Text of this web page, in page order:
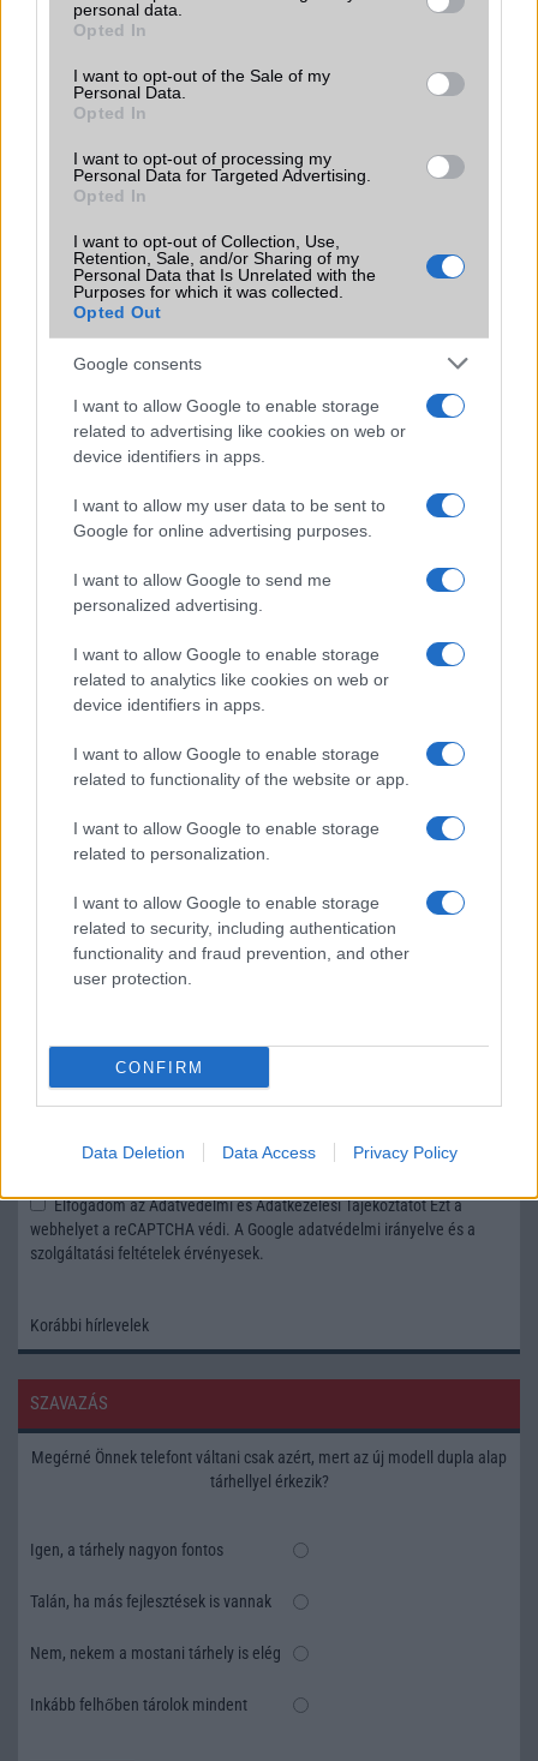
grant or deny consent to Google and its third-party tags to
use your data for below specified purposes in below Google
consent section.
personal data.
Opted In
I want to opt-out of the Sale of my
Personal Data.
Opted In
I want to opt-out of processing my
Personal Data for Targeted Advertising.
Opted In
I want to opt-out of Collection, Use,
Retention, Sale, and/or Sharing of my
Personal Data that Is Unrelated with the
Purposes for which it was collected.
Opted Out
Google consents
I want to allow Google to enable storage
related to advertising like cookies on web or
device identifiers in apps.
I want to allow my user data to be sent to
Google for online advertising purposes.
I want to allow Google to send me
personalized advertising.
I want to allow Google to enable storage
related to analytics like cookies on web or
device identifiers in apps.
I want to allow Google to enable storage
related to functionality of the website or app.
I want to allow Google to enable storage
related to personalization.
I want to allow Google to enable storage
related to security, including authentication
functionality and fraud prevention, and other
user protection.
CONFIRM
Data Deletion Data Access Privacy Policy
Realme
Samsung
Xiaomi
Összes márka
Keressen a telefonboltok ajánlatai között!
TELEFONOK GYORSLISTA
Elfogadom azAdatvédelmi és Adatkezelési TájékoztatótEzt a
webhelyet a reCAPTCHA védi. A Google adatvédelmi irányelve és a
szolgáltatási feltételek érvényesek.
Korábbi hírlevelek
SZAVAZÁS
Megérné Önnek telefont váltani csak azért, mert az új modell dupla alap
tárhellyel érkezik?
Igen, a tárhely nagyon fontos
Talán, ha más fejlesztések is vannak
Nem, nekem a mostani tárhely is elég
Inkább felhőben tárolok mindent